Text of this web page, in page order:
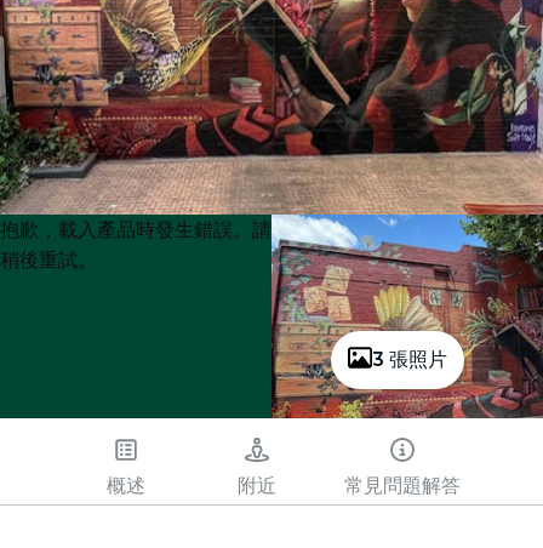
3 張照片
Product
List
Product
List
抱歉，載入產品時發生錯誤。請
稍後重試。
概述 附近 常見問題解答